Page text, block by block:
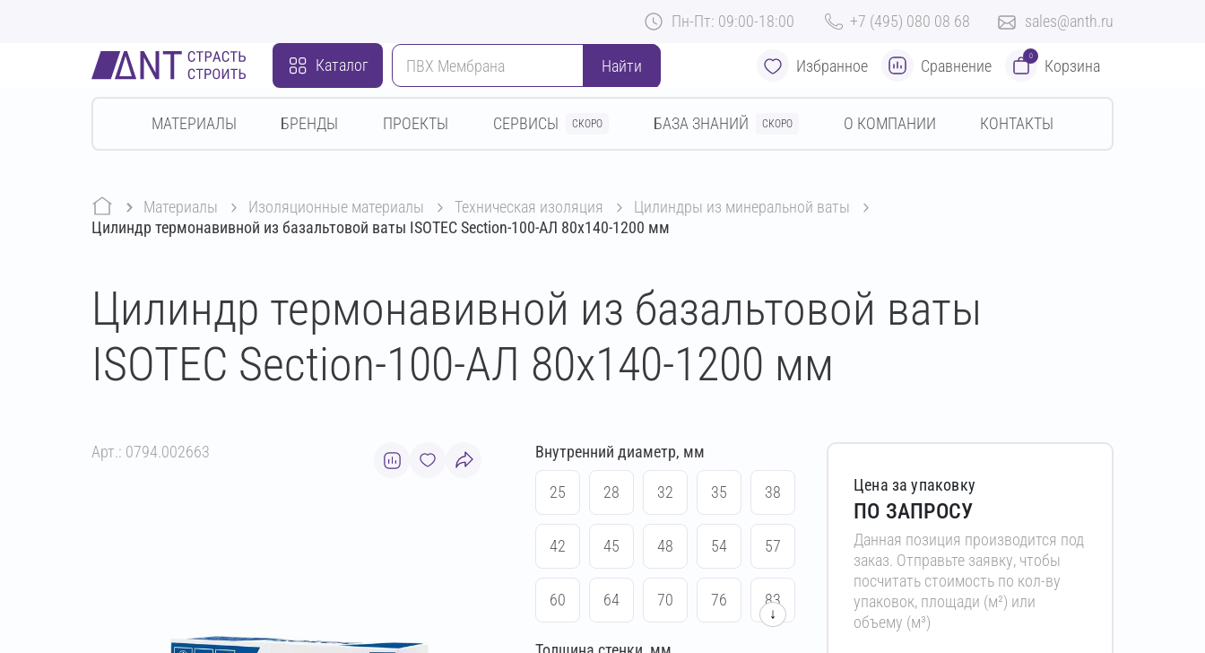
Пн-Пт: 09:00-18:00 +7 (495) 080 08 68 sales@anth.ru
Каталог Найти Избранное Сравнение
0
Корзина
МАТЕРИАЛЫ БРЕНДЫ ПРОЕКТЫ СЕРВИСЫ СКОРО БАЗА ЗНАНИЙ СКОРО О КОМПАНИИ КОНТАКТЫ
Материалы изоляционные материалы техническая изоляция
цилиндры из минеральной ваты
Цилиндр термонавивной из базальтовой ваты ISOTEC Section-100-АЛ 80х140-1200 мм
Цилиндр термонавивной из базальтовой ваты
ISOTEC Section-100-АЛ 80х140-1200 мм
Арт.: 0794.002663 Внутренний диаметр, мм
25 28 32 35 38
42 45 48 54 57
60 64 70 76 83
↓
Цена за упаковку
ПО ЗАПРОСУ
Данная позиция производится под
заказ. Отправьте заявку, чтобы
посчитать стоимость по кол-ву
упаковок, площади (м²) или
объему (м³)